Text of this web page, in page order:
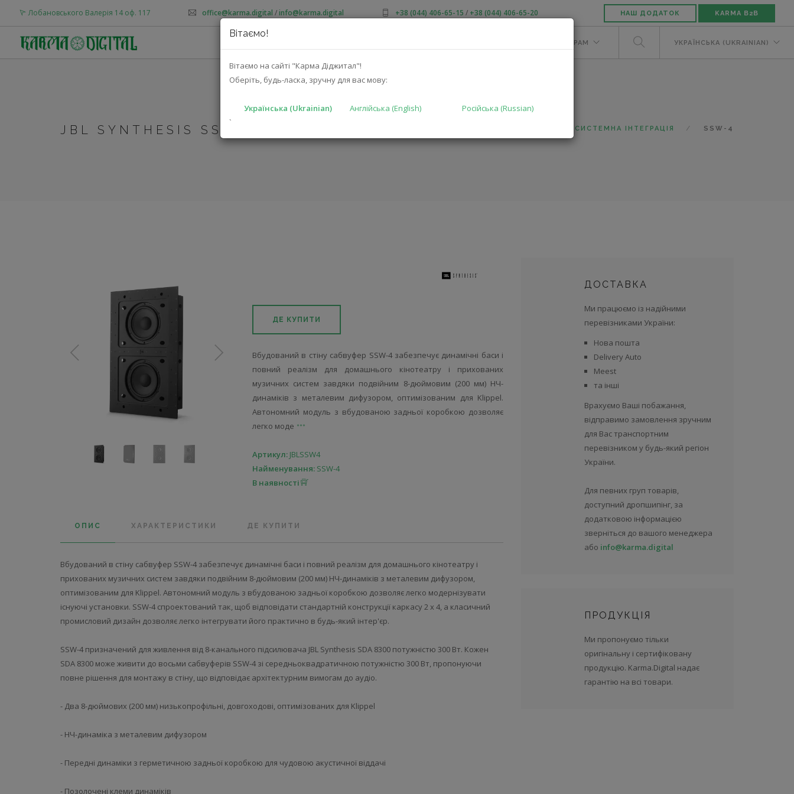
Вітаємо!
Вітаємо на сайті "Карма Діджитал"!
Оберіть, будь-ласка, зручну для вас мову:
Українська (Ukrainian) Англійська (English)
Російська (Russian)
`
Лобановського Валерія 14 оф. 117 office@karma.digital /info@karma.digital +38 (044) 406-65-15 / +38 (044) 406-65-20 НАШ ДОДАТОК KARMA B2B
ДИЛЕРАМ УКРАЇНСЬКА (UKRAINIAN)
JBL SYNTHESIS SSW-4 (JBLSSW4) СИСТЕМНА ІНТЕГРАЦІЯ SSW-4
ДЕ КУПИТИ
Вбудований в стіну сабвуфер SSW-4 забезпечує динамічні баси і
повний реалізм для домашнього кінотеатру і прихованих
музичних систем завдяки подвійним 8-дюймовим (200 мм) НЧ-
динаміків з металевим дифузором, оптимізованим для Klippel.
Автономний модуль з вбудованою задньої коробкою дозволяє
легко моде
Артикул: JBLSSW4
Найменування: SSW-4
В наявності
ОПИС ХАРАКТЕРИСТИКИ ДЕ КУПИТИ
Вбудований в стіну сабвуфер SSW-4 забезпечує динамічні баси і повний реалізм для домашнього кінотеатру і
прихованих музичних систем завдяки подвійним 8-дюймовим (200 мм) НЧ-динаміків з металевим дифузором,
оптимізованим для Klippel. Автономний модуль з вбудованою задньої коробкою дозволяє легко модернізувати
існуючі установки. SSW-4 спроектований так, щоб відповідати стандартній конструкції каркасу 2 x 4, а класичний
промисловий дизайн дозволяє легко інтегрувати його практично в будь-який інтер'єр.
SSW-4 призначений для живлення від 8-канального підсилювача JBL Synthesis SDA 8300 потужністю 300 Вт. Кожен
SDA 8300 може живити до восьми сабвуферів SSW-4 зі середньоквадратичною потужністю 300 Вт, пропонуючи
повне рішення для монтажу в стіну, що відповідає архітектурним вимогам до аудіо.
- Два 8-дюймових (200 мм) низькопрофільні, довгоходові, оптимізованих для Klippel
- НЧ-динаміка з металевим дифузором
- Передні динаміки з герметичною задньої коробкою для чудовою акустичної віддачі
- Позолочені клеми динаміків
ДОСТАВКА
Ми працюємо із надійними
перевізниками України:
Нова пошта
Delivery Auto
Meest
та інші
Врахуємо Ваші побажання,
відправимо замовлення зручним
для Вас транспортним
перевізником у будь-який регіон
України.
Для певних груп товарів,
доступний дропшипінг, за
додатковою інформацією
зверніться до вашого менеджера
або info@karma.digital
ПРОДУКЦІЯ
Ми пропонуємо тільки
оригінальну і сертифіковану
продукцію. Karma.Digital надає
гарантію на всі товари.